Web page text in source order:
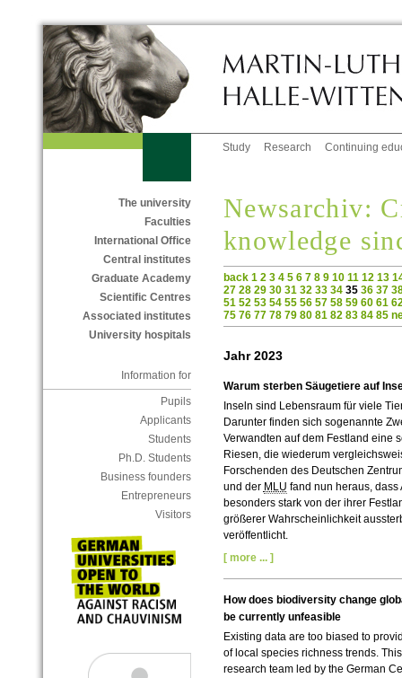
Study Research Continuing
The university
Faculties
International Office
Central institutes
Graduate Academy
Scientific Centres
Associated institutes
University hospitals
Information for
Pupils
Applicants
Students
Ph.D. Students
Business founders
Entrepreneurs
Visitors
Newsarchiv:
knowledge
back 1 2 3 4 5 6 7 8 9 10 11 12 13
27 28 29 30 31 32 33 3435 36 37
51 52 53 54 55 56 57 58 59 60 61
75 76 77 78 79 80 81 82 83 84 85
Jahr 2023
Warum sterben Säugetiere auf
Inseln sind Lebensraum für viele
Darunter finden sich sogenannte
Verwandten auf dem Festland eine
Riesen, die wiederum
Forschenden des Deutschen
und der MLU fand nun heraus,
besonders stark von der ihrer
größerer Wahrscheinlichkeit
veröffentlicht.
[ more ... ]
How does biodiversity change
be currently unfeasible
Existing data are too biased to
of local species richness trends.
research team led by the German